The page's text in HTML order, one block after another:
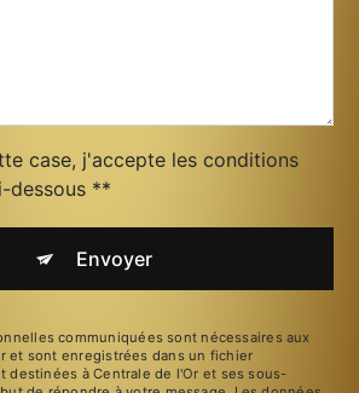
case, j'accepte les conditions
dessous **
Envoyer
communiquées sont nécessaires aux
et sont enregistrées dans un fichier
destinées à Centrale de l'Or et ses sous-